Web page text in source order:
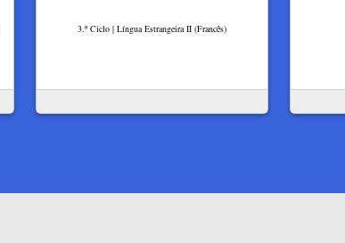
3.º Ciclo | Língua Estrangeira II (Francês)